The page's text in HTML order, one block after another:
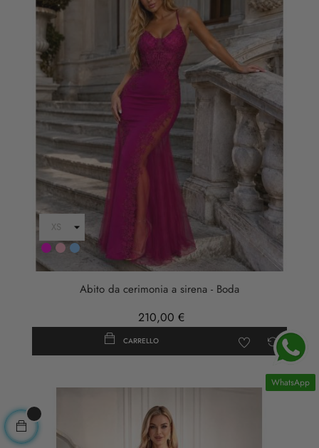
Fuxiarosa
anticha
AZZURRO
Abito da cerimonia a sirena - Boda
210,00 €
CARRELLO
WhatsApp